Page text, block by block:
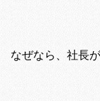
なぜなら、社長